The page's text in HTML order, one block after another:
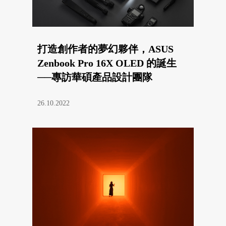
打造創作者的夢幻夥伴，ASUS
Zenbook Pro 16X OLED 的誕生
──專訪華碩產品設計團隊
26.10.2022